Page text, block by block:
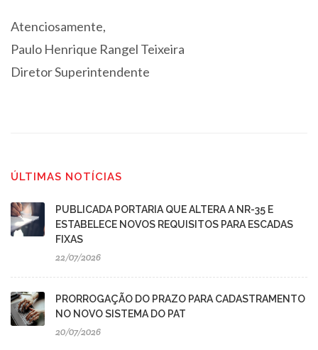
Atenciosamente,
Paulo Henrique Rangel Teixeira
Diretor Superintendente
ÚLTIMAS NOTÍCIAS
PUBLICADA PORTARIA QUE ALTERA A NR-35 E
ESTABELECE NOVOS REQUISITOS PARA ESCADAS
FIXAS
22/07/2026
PRORROGAÇÃO DO PRAZO PARA CADASTRAMENTO
NO NOVO SISTEMA DO PAT
20/07/2026